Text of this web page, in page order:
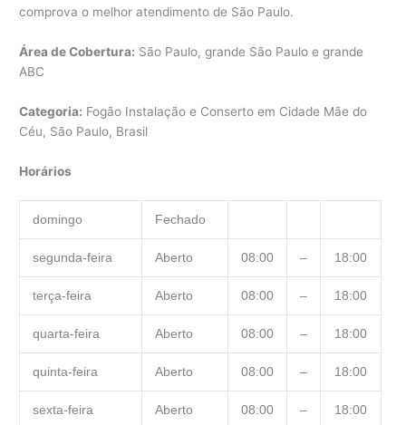
comprova o melhor atendimento de São Paulo.
Área de Cobertura: São Paulo, grande São Paulo e grande
ABC
Categoria: Fogão Instalação e Conserto em Cidade Mãe do
Céu, São Paulo, Brasil
Horários
domingo Fechado
segunda-feira Aberto 08:00 – 18:00
terça-feira Aberto 08:00 – 18:00
quarta-feira Aberto 08:00 – 18:00
quinta-feira Aberto 08:00 – 18:00
sexta-feira Aberto 08:00 – 18:00